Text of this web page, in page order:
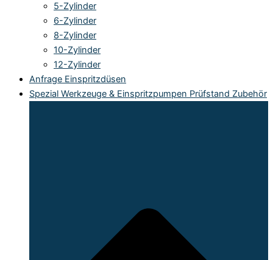
5-Zylinder
6-Zylinder
8-Zylinder
10-Zylinder
12-Zylinder
Anfrage Einspritzdüsen
Spezial Werkzeuge & Einspritzpumpen Prüfstand Zubehör